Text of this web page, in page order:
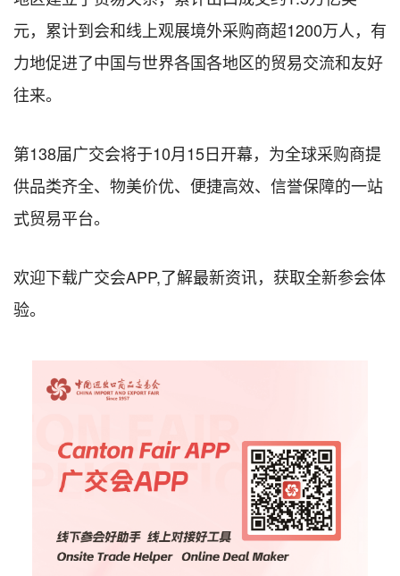
元，累计到会和线上观展境外采购商超1200万人，有
力地促进了中国与世界各国各地区的贸易交流和友好
往来。
第138届广交会将于10月15日开幕，为全球采购商提
供品类齐全、物美价优、便捷高效、信誉保障的一站
式贸易平台。
欢迎下载广交会APP,了解最新资讯，获取全新参会体
验。